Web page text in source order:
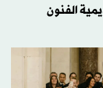
الفنون